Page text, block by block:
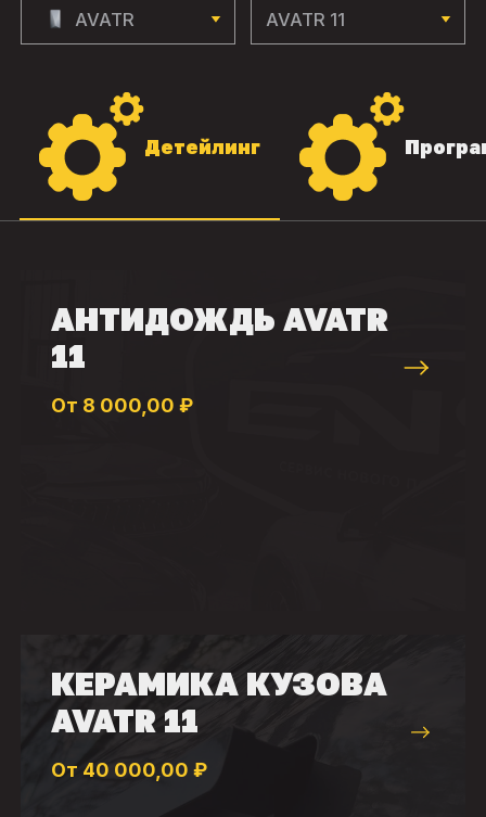
AVATR AVATR 11
Детейлинг
АНТИДОЖДЬ AVATR
11
От 8 000,00 ₽
КЕРАМИКА КУЗОВА
AVATR 11
От 40 000,00 ₽